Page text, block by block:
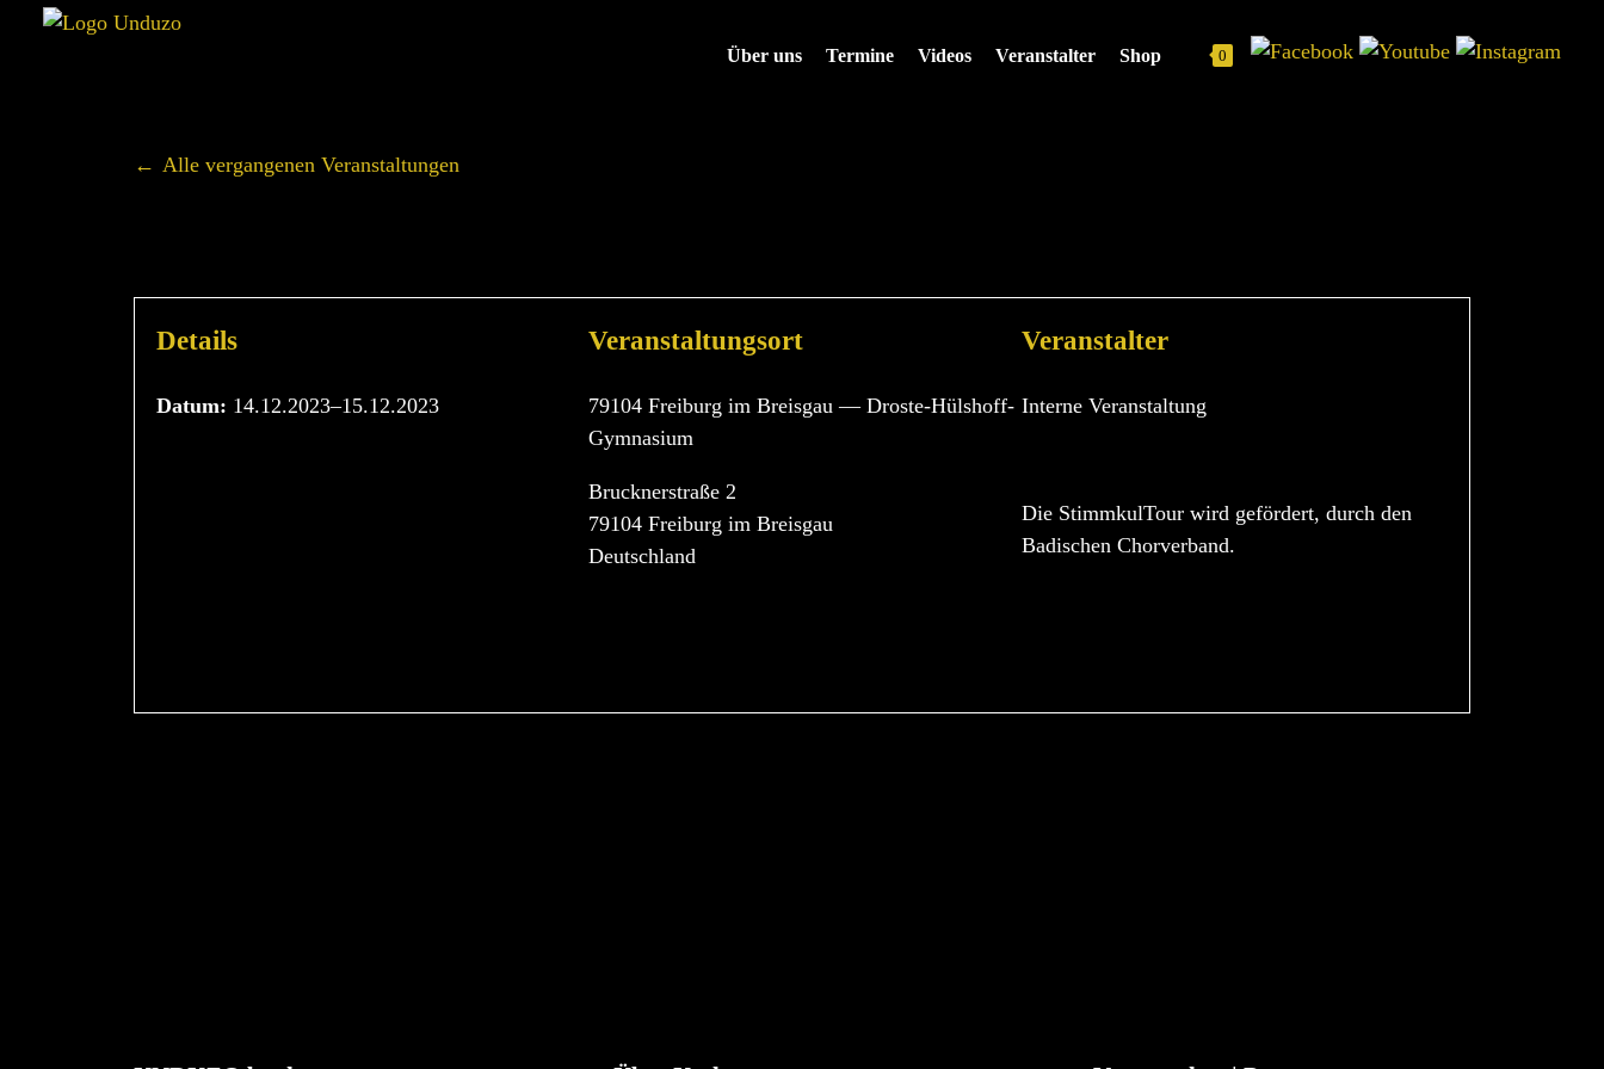
0
Navigation
Über uns Termine Videos Veranstalter Shop
Alle vergangenen Veranstaltungen
Details
Datum: 14.12.2023–15.12.2023
Veranstaltungsort
79104 Freiburg im Breisgau — Droste-Hülshoff-
Gymnasium
Brucknerstraße 2
79104 Freiburg im Breisgau
Deutschland
Veranstalter
Interne Veranstaltung
Die StimmkulTour wird gefördert, durch den
Badischen Chorverband.